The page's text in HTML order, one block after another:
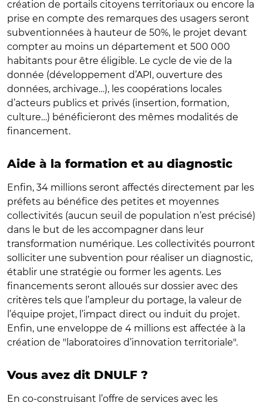
création de portails citoyens territoriaux ou encore la
prise en compte des remarques des usagers seront
subventionnées à hauteur de 50%, le projet devant
compter au moins un département et 500 000
habitants pour être éligible. Le cycle de vie de la
donnée (développement d’API, ouverture des
données, archivage…), les coopérations locales
d’acteurs publics et privés (insertion, formation,
culture…) bénéficieront des mêmes modalités de
financement.
Aide à la formation et au diagnostic
Enfin, 34 millions seront affectés directement par les
préfets au bénéfice des petites et moyennes
collectivités (aucun seuil de population n’est précisé)
dans le but de les accompagner dans leur
transformation numérique. Les collectivités pourront
solliciter une subvention pour réaliser un diagnostic,
établir une stratégie ou former les agents. Les
financements seront alloués sur dossier avec des
critères tels que l’ampleur du portage, la valeur de
l’équipe projet, l’impact direct ou induit du projet.
Enfin, une enveloppe de 4 millions est affectée à la
création de "laboratoires d’innovation territoriale".
Vous avez dit DNULF ?
En co-construisant l’offre de services avec les